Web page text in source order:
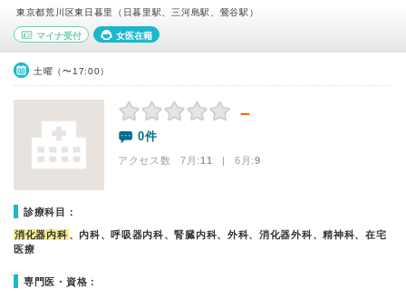
東京都荒川区東日暮里（日暮里駅、三河島駅、鶯谷駅）
マイナ受付 女医在籍
土曜（〜17:00）
－
0件
アクセス数 7月:11 | 6月:9
診療科目：
消化器内科 、内科、呼吸器内科、腎臓内科、外科、消化器外科、精神科、在宅
医療
専門医・資格：